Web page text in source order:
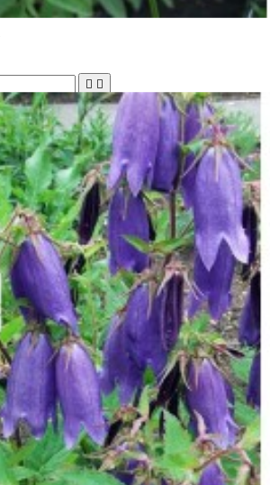
 